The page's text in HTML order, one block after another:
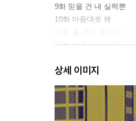
9화 믿을 건 내 실력뿐
10화 마음대로 해
12화 해주고 싶은 말
14화 배워야 할 것
15화 운이 좋으신 겁니다
16화 다 필요 없어
17화 고생했어
상세 이미지